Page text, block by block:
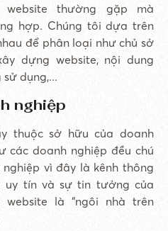
thường gặp mà
hợp. Chúng tôi dựa trên
để phân loại như chủ sở
dựng website, nội dung
dụng,...
nghiệp
thuộc sở hữu của doanh
các doanh nghiệp đều chú
vì đây là kênh thông
uy tín và sự tin tưởng của
là “ngôi nhà trên